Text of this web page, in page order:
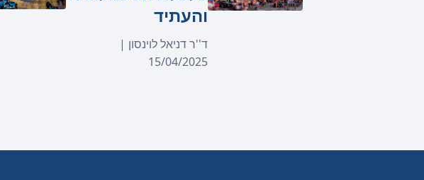
והעתיד
ד''ר דניאל לוינסון |
15/04/2025